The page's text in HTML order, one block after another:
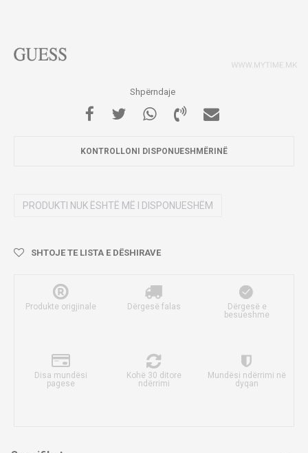
Shpërndaje
KONTROLLONI DISPONUESHMËRINË
PRODUKTI NUK ËSHTË MË I DISPONUESHËM
SHTOJE TE LISTA E DËSHIRAVE
Produkte origjinale Dërgesë falas
Dërgesë e
besueshme
Disa mundësi
pagese
Kohë 30 ditore
ndërrimi
Mundësi ndërrimi në
dyqan